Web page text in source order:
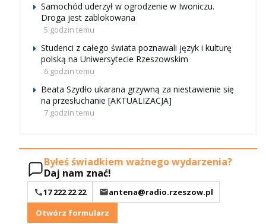
Samochód uderzył w ogrodzenie w Iwoniczu.
Droga jest zablokowana
5 godzin temu
Studenci z całego świata poznawali język i kulturę
polską na Uniwersytecie Rzeszowskim
6 godzin temu
Beata Szydło ukarana grzywną za niestawienie się
na przesłuchanie [AKTUALIZACJA]
7 godzin temu
Byłeś świadkiem ważnego wydarzenia?
Daj nam znać!
17 222 22 22
antena@radio.rzeszow.pl
Otwórz formularz